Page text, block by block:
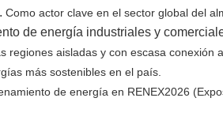
Como actor clave en el sector global del
de energía industriales y
aisladas y con escasa
más sostenibles en el país.